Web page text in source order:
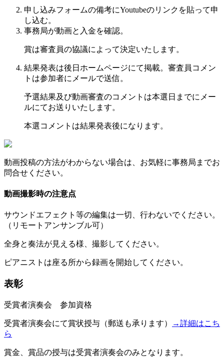
申し込みフォームの備考にYoutubeのリンクを貼って申
し込む。
事務局が動画と入金を確認。
賞は審査員の協議によって決定いたします。
結果発表は後日ホームページにて掲載。審査員コメン
トは参加者にメールで送信。
予選結果及び動画審査のコメントは本選日までにメー
ルにてお送りいたします。
本選コメントは結果発表後になります。
動画投稿の方法がわからない場合は、お気軽に事務局までお
問合せください。
動画撮影時の注意点
サウンドエフェクト等の編集は一切、行わないでください。
（リモートアンサンブル可）
全身と奏法が見える様、撮影してください。
ピアニストは座る所から録画を開始してください。
表彰
受賞者演奏会 参加資格
受賞者演奏会にて賞状授与（郵送も承ります）
→詳細はこち
ら
賞金、賞品の授与は受賞者演奏会のみとなります。